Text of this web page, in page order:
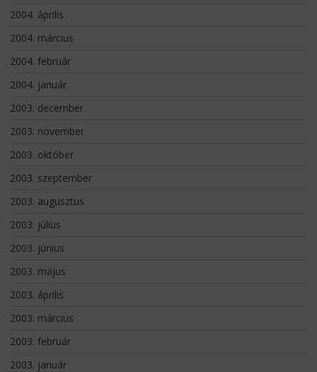
2004. április
2004. március
2004. február
2004. január
2003. december
2003. november
2003. október
2003. szeptember
2003. augusztus
2003. július
2003. június
2003. május
2003. április
2003. március
2003. február
2003. január